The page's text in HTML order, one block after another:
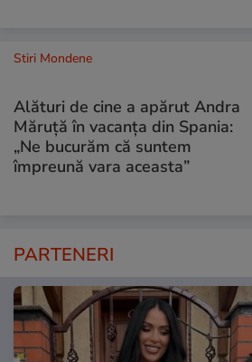
Stiri Mondene
Alături de cine a apărut Andra
Măruță în vacanța din Spania:
„Ne bucurăm că suntem
împreună vara aceasta”
PARTENERI